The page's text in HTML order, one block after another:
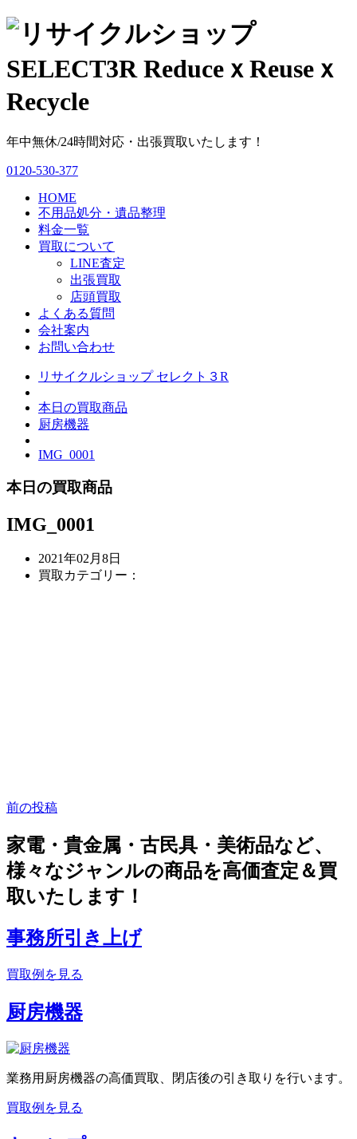
年中無休/24時間対応・出張買取いたします！
0120-530-377
HOME
不用品処分・遺品整理
料金一覧
買取について
LINE査定
出張買取
店頭買取
よくある質問
会社案内
お問い合わせ
リサイクルショップ セレクト３R
本日の買取商品
厨房機器
IMG_0001
本日の買取商品
IMG_0001
2021年02月8日
買取カテゴリー：
前の投稿
家電・貴金属・古民具・美術品など、
様々なジャンルの商品を高価査定＆買
取いたします！
事務所引き上げ
買取例を見る
厨房機器
業務用厨房機器の高価買取、閉店後の引き取りを行います。
買取例を見る